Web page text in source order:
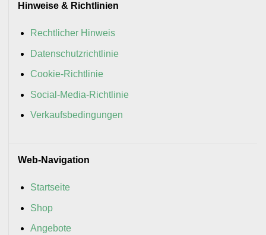
Hinweise & Richtlinien
Rechtlicher Hinweis
Datenschutzrichtlinie
Cookie-Richtlinie
Social-Media-Richtlinie
Verkaufsbedingungen
Web-Navigation
Startseite
Shop
Angebote